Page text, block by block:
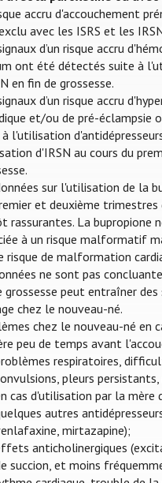
accru d'accouchement
avec les ISRS et les
d’un risque accru
ont été détectés suite à
en fin de grossesse.
d’un risque accru
et/ou de pré-éclampsie
l'utilisation
d'IRSN au cours du
sur l'utilisation de la
et deuxième trimestres
rassurantes. La bupropione
à un risque malformatif
risque de malformation
ne sont pas
grossesse peut entraîner
chez le nouveau-né.
chez le nouveau-né en
peu de temps avant
respiratoires,
pleurs
cas d'utilisation par la mère
autres
mirtazapine);
anticholinergiques
succion, et moins